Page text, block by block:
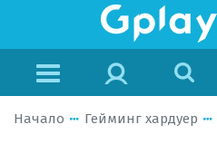
Начало Гейминг хардуер